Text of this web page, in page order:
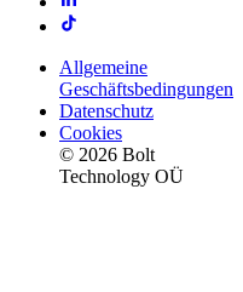
Allgemeine
Geschäftsbedingungen
Datenschutz
Cookies
© 2026 Bolt
Technology OÜ